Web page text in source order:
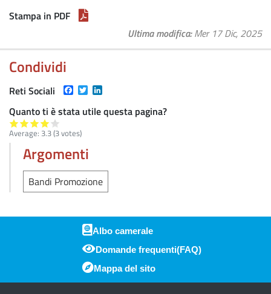
Stampa in PDF
Ultima modifica Mer 17 Dic, 2025
Condividi
Reti Sociali Facebook
Twitter
Quanto ti è stata utile questa pagina?
Average: 3.3(3votes)
Argomenti
Bandi Promozione
Piè di pagina
Albo camerale
Domande frequenti(FAQ)
Mappa del sito